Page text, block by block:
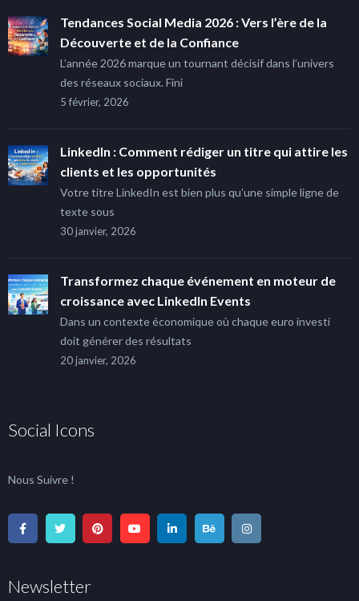
Tendances Social Media 2026 : Vers l’ère de la
Découverte et de la Confiance
L’année 2026 marque un tournant décisif dans l’univers
des réseaux sociaux. Fini
5 février, 2026
LinkedIn : Comment rédiger un titre qui attire les
clients et les opportunités
Votre titre LinkedIn est bien plus qu’une simple ligne de
texte sous
30 janvier, 2026
Transformez chaque événement en moteur de
croissance avec LinkedIn Events
Dans un contexte économique où chaque euro investi
doit générer des résultats
20 janvier, 2026
Social Icons
Nous Suivre !
Newsletter